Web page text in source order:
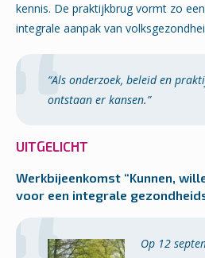
kennis. De praktijkbrug vormt zo
integrale aanpak van
“Als onderzoek, beleid en
ontstaan er kansen.”
UITGELICHT
Werkbijeenkomst “Kunnen,
voor een integrale
Op 12